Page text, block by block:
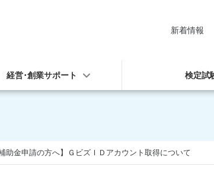
新着情報
経営･創業サポート 検定試
補助金申請の方へ】ＧビズＩＤアカウント取得について